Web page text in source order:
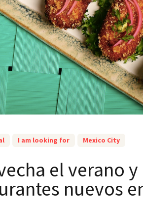
I am looking for Mexico City
el verano
nuevos